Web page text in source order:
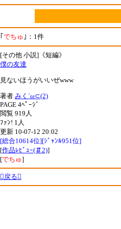
｢ でちゅ ｣：1件
[その他 小説]《短編》
僕の友達
見ないほうがいいぜwww
著者 みく´ω⊂(2)
PAGE 4ﾍﾟｰｼﾞ
閲覧 919人
ﾌｧﾝ! 1人
更新 10-07-12 20:02
[総合10614位][ｼﾞｬﾝﾙ951位]
[作品ﾚﾋﾞｭｰ(＃2)]
[でちゅ]
戻る